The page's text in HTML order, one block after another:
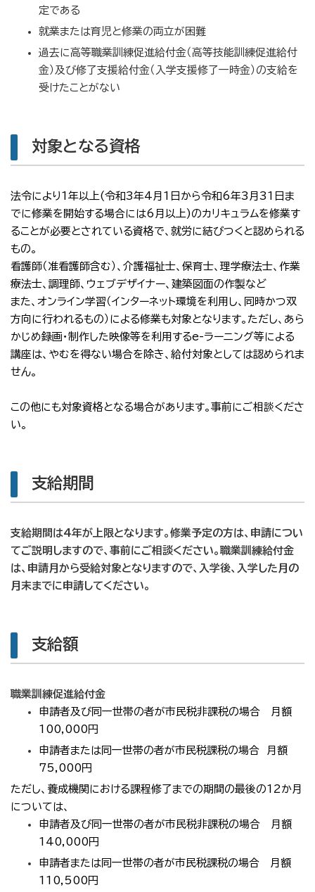
定である
就業または育児と修業の両立が困難
過去に高等職業訓練促進給付金（高等技能訓練促進給付
金）及び修了支援給付金（入学支援修了一時金）の支給を
受けたことがない
対象となる資格
法令により1年以上(令和3年4月1日から令和6年3月31日ま
でに修業を開始する場合には6月以上)のカリキュラムを修業す
ることが必要とされている資格で、就労に結びつくと認められる
もの。
看護師（准看護師含む）、 介護福祉士、 保育士、 理学療法士、 作業
療法士、調理師、ウェブデザイナー、建築図面の作製など
また、オンライン学習（インターネット環境を利用し、同時かつ双
方向に行われるもの）による修業も対象となります。ただし、あら
かじめ録画・制作した映像等を利用するe-ラーニング等による
講座は、やむを得ない場合を除き、給付対象としては認められま
せん。
この他にも対象資格となる場合があります。 事前にご相談くださ
い。
支給期間
支給期間は4年が上限となります。修業予定の方は、申請につい
てご説明しますので、事前にご相談ください。職業訓練給付金
は、申請月から受給対象となりますので、入学後、入学した月の
月末までに申請してください。
支給額
職業訓練促進給付金
申請者及び同一世帯の者が市民税非課税の場合 月額
100,000円
申請者または同一世帯の者が市民税課税の場合 月額
75,000円
ただし、 養成機関における課程修了までの期間の最後の12か月
については、
申請者及び同一世帯の者が市民税非課税の場合
月額
140,000円
申請者または同一世帯の者が市民税課税の場合
月額
110,500円